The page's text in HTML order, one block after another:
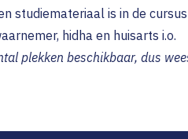
studiemateriaal is in de
hidha en huisarts i.o.
plekken beschikbaar, dus